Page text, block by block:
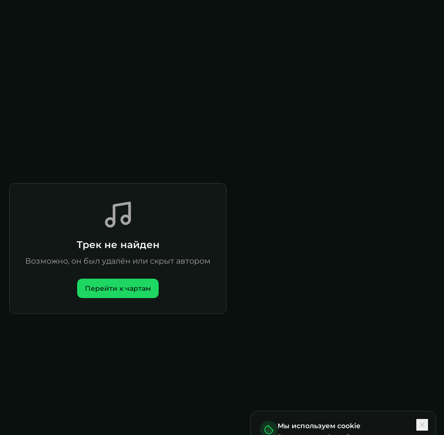
Трек не найден
Возможно, он был удалён или скрыт автором
Перейти к чартам
Мы используем cookie